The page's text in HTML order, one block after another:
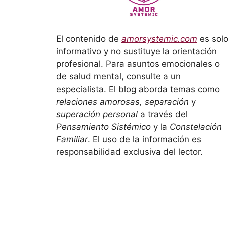
El contenido de amorsystemic.com es solo
informativo y no sustituye la orientación
profesional. Para asuntos emocionales o
de salud mental, consulte a un
especialista. El blog aborda temas como
relaciones amorosas, separación y
superación personal a través del
Pensamiento Sistémico y la Constelación
Familiar. El uso de la información es
responsabilidad exclusiva del lector.